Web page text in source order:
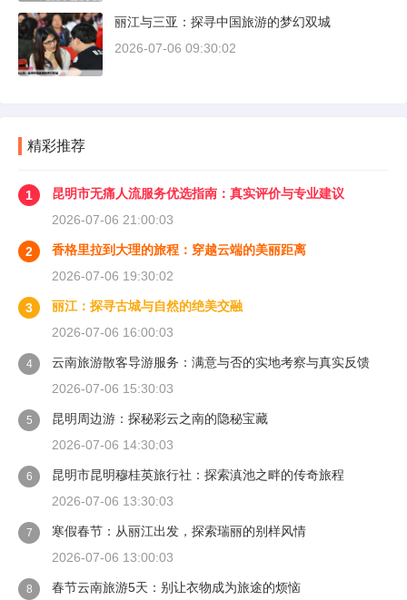
丽江与三亚：探寻中国旅游的梦幻双城
2026-07-06 09:30:02
精彩推荐
1
昆明市无痛人流服务优选指南：真实评价与专业建议
2026-07-06 21:00:03
2
香格里拉到大理的旅程：穿越云端的美丽距离
2026-07-06 19:30:02
3
丽江：探寻古城与自然的绝美交融
2026-07-06 16:00:03
4
云南旅游散客导游服务：满意与否的实地考察与真实反馈
2026-07-06 15:30:03
5
昆明周边游：探秘彩云之南的隐秘宝藏
2026-07-06 14:30:03
6
昆明市昆明穆桂英旅行社：探索滇池之畔的传奇旅程
2026-07-06 13:30:03
7
寒假春节：从丽江出发，探索瑞丽的别样风情
2026-07-06 13:00:03
8 春节云南旅游5天：别让衣物成为旅途的烦恼